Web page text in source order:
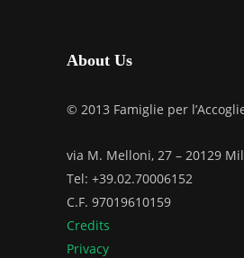
About Us
© 2013 Famiglie per
via M. Melloni, 27 – 20129
Tel: +39.02.70006152
C.F. 97019610159
Credits
Privacy